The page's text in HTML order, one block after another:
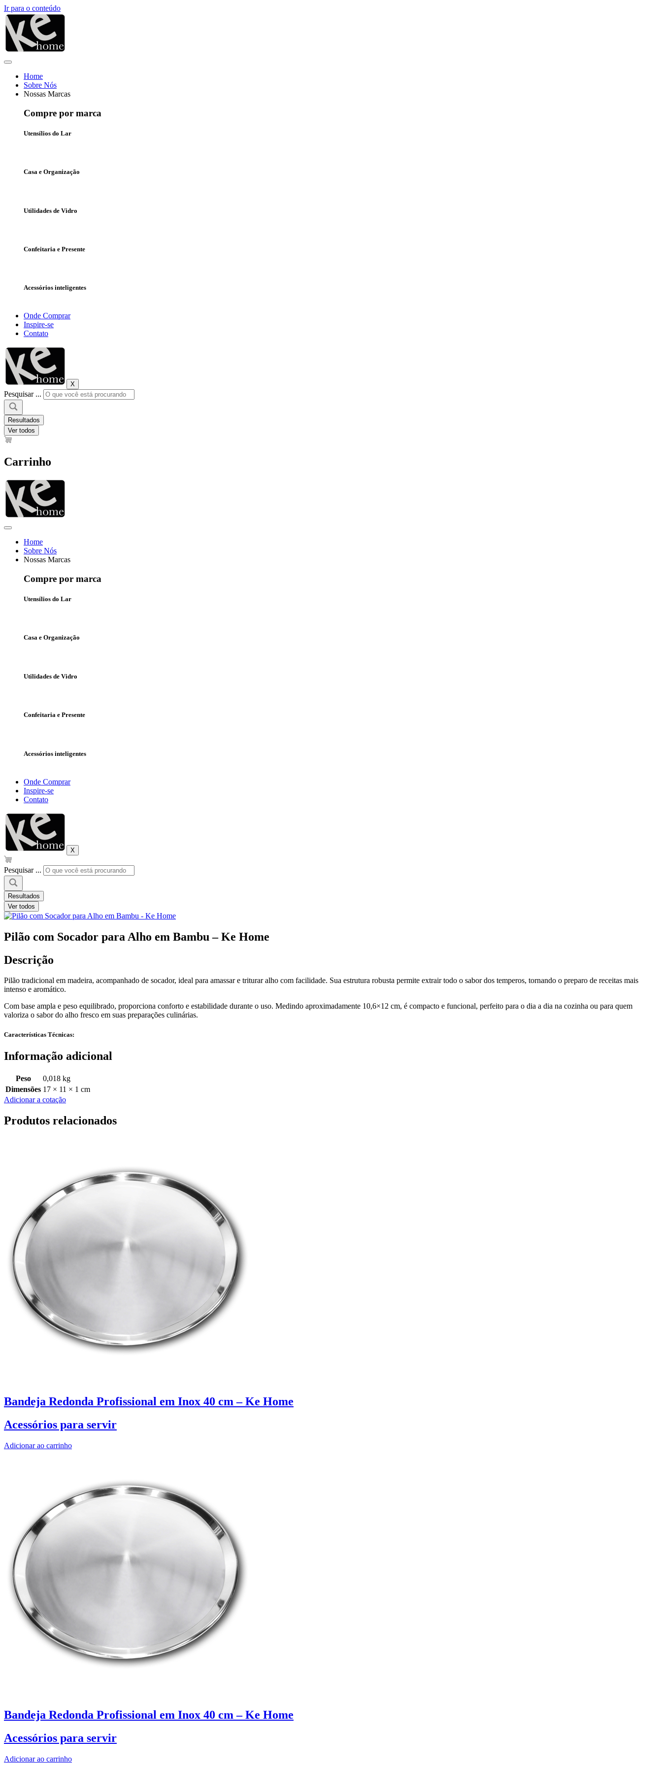
Ir para o conteúdo
Home
Sobre Nós
Nossas Marcas
Compre por marca
Utensílios do Lar
Casa e Organização
Utilidades de Vidro
Confeitaria e Presente
Acessórios inteligentes
Onde Comprar
Inspire-se
Contato
X
Pesquisar ...
Resultados
Ver todos
Carrinho
Home
Sobre Nós
Nossas Marcas
Compre por marca
Utensílios do Lar
Casa e Organização
Utilidades de Vidro
Confeitaria e Presente
Acessórios inteligentes
Onde Comprar
Inspire-se
Contato
X
Pesquisar ...
Resultados
Ver todos
Pilão com Socador para Alho em Bambu – Ke Home
Descrição
Pilão tradicional em madeira, acompanhado de socador, ideal para amassar e triturar alho com facilidade. Sua estrutura robusta permite extrair todo o sabor dos temperos, tornando o preparo de receitas mais
intenso e aromático.
Com base ampla e peso equilibrado, proporciona conforto e estabilidade durante o uso. Medindo aproximadamente 10,6×12 cm, é compacto e funcional, perfeito para o dia a dia na cozinha ou para quem
valoriza o sabor do alho fresco em suas preparações culinárias.
Características Técnicas:
Informação adicional
Peso
0,018 kg
Dimensões 17 × 11 × 1 cm
Adicionar a cotação
Produtos relacionados
Bandeja Redonda Profissional em Inox 40 cm – Ke Home
Acessórios para servir
Adicionar ao carrinho
Bandeja Redonda Profissional em Inox 40 cm – Ke Home
Acessórios para servir
Adicionar ao carrinho